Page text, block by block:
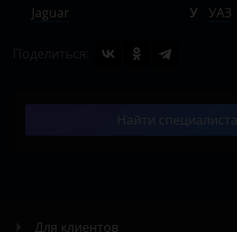
Jaguar
У
УАЗ
Найти специалиста
Для клиентов